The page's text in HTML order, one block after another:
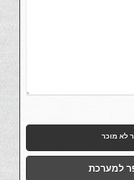
לא מוכר
למערכת